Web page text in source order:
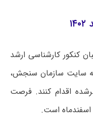
ارشد ۱۴۰۲، داوطلبان کنکور کارشناسی ارشد
سایت سازمان سنجش،
اقدام کنند. فرصت